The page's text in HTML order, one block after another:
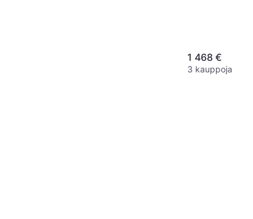
1 468 €
3 kauppoja